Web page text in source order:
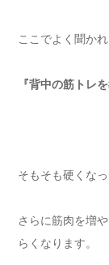
ここでよく聞か
『背中の筋トレ
そもそも硬くな
さらに筋肉を増
らくなります。